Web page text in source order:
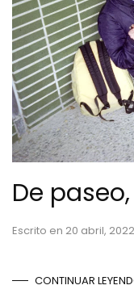
De
Escrito en 20 abril, 2022
CONTINUAR